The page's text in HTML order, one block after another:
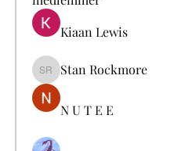
Kiaan Lewis
Stan Rockmore
Stan Rockmore
N U T E E